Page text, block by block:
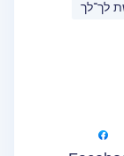
לך־לך